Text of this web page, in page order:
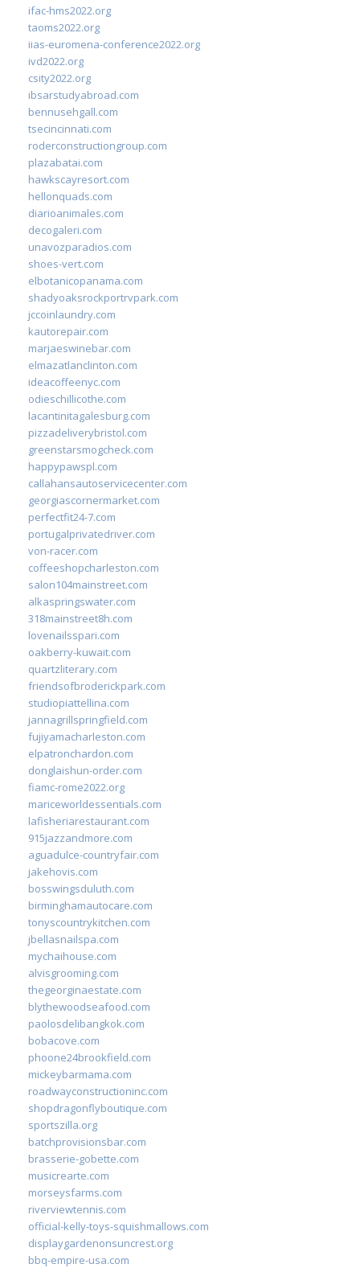
ifac-hms2022.org
taoms2022.org
iias-euromena-conference2022.org
ivd2022.org
csity2022.org
ibsarstudyabroad.com
bennusehgall.com
tsecincinnati.com
roderconstructiongroup.com
plazabatai.com
hawkscayresort.com
hellonquads.com
diarioanimales.com
decogaleri.com
unavozparadios.com
shoes-vert.com
elbotanicopanama.com
shadyoaksrockportrvpark.com
jccoinlaundry.com
kautorepair.com
marjaeswinebar.com
elmazatlanclinton.com
ideacoffeenyc.com
odieschillicothe.com
lacantinitagalesburg.com
pizzadeliverybristol.com
greenstarsmogcheck.com
happypawspl.com
callahansautoservicecenter.com
georgiascornermarket.com
perfectfit24-7.com
portugalprivatedriver.com
von-racer.com
coffeeshopcharleston.com
salon104mainstreet.com
alkaspringswater.com
318mainstreet8h.com
lovenailsspari.com
oakberry-kuwait.com
quartzliterary.com
friendsofbroderickpark.com
studiopiattellina.com
jannagrillspringfield.com
fujiyamacharleston.com
elpatronchardon.com
donglaishun-order.com
fiamc-rome2022.org
mariceworldessentials.com
lafisheriarestaurant.com
915jazzandmore.com
aguadulce-countryfair.com
jakehovis.com
bosswingsduluth.com
birminghamautocare.com
tonyscountrykitchen.com
jbellasnailspa.com
mychaihouse.com
alvisgrooming.com
thegeorginaestate.com
blythewoodseafood.com
paolosdelibangkok.com
bobacove.com
phoone24brookfield.com
mickeybarmama.com
roadwayconstructioninc.com
shopdragonflyboutique.com
sportszilla.org
batchprovisionsbar.com
brasserie-gobette.com
musicrearte.com
morseysfarms.com
riverviewtennis.com
official-kelly-toys-squishmallows.com
displaygardenonsuncrest.org
bbq-empire-usa.com